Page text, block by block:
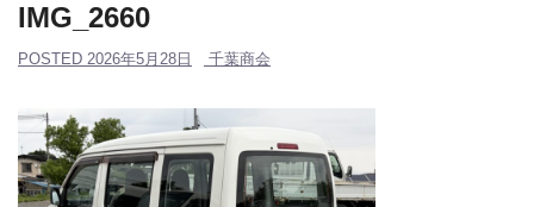
IMG_2660
POSTED 2026年5月28日 千葉商会